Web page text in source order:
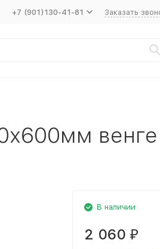
+7 (901)130-41-81 Заказать
В наличии
2 060 ₽